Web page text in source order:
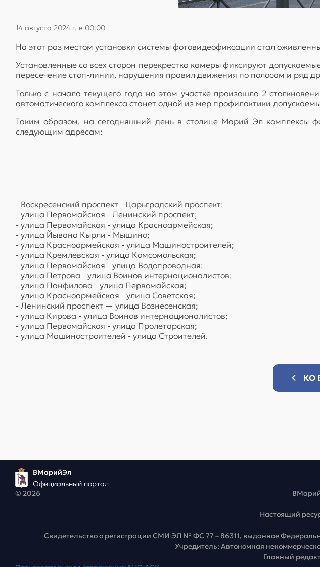
14 августа 2024 г. в 00:00
На этот раз местом установки системы фотовидеофиксации стал
Установленные со всех сторон перекрестка камеры фиксируют
пересечение стоп-линии, нарушения правил движения по полосам и ряд
Только с начала текущего года на этом участке произошло 2
автоматического комплекса станет одной из мер профилактики
Таким образом, на сегодняшний день в столице Марий Эл комплексы
следующим адресам:
- Воскресенский проспект - Царьградский проспект;
- улица Первомайская - Ленинский проспект;
- улица Первомайская - улица Красноармейская;
- улица Йывана Кырли - Мышино;
- улица Красноармейская - улица Машиностроителей;
- улица Кремлевская - улица Комсомольская;
- улица Первомайская - улица Водопроводная;
- улица Петрова - улица Воинов интернационалистов;
- улица Панфилова - улица Первомайская;
- улица Красноармейская - улица Советская;
- Ленинский проспект — улица Вознесенская;
- улица Кирова - улица Воинов интернационалистов;
- улица Первомайская - улица Пролетарская;
- улица Машиностроителей - улица Строителей.
КО
ВМарийЭл
Официальный портал
© 2026
Настоящий
Свидетельство о регистрации СМИ ЭЛ № ФС 77 – 86311, выданное
Учредитель: Автономная
Главный